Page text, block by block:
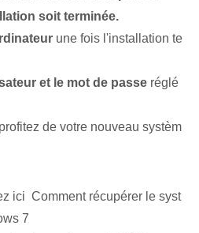
soit terminée.
une fois l'installation te
et le mot de passe réglé
de votre nouveau systèm
ici Comment récupérer le syst
7